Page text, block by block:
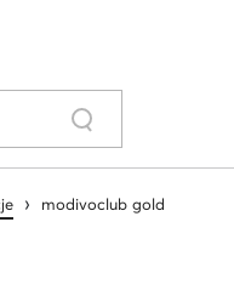
› modivoclub gold